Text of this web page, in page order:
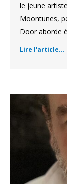
le jeune
Moontunes,
Door aborde
Lire l'article...